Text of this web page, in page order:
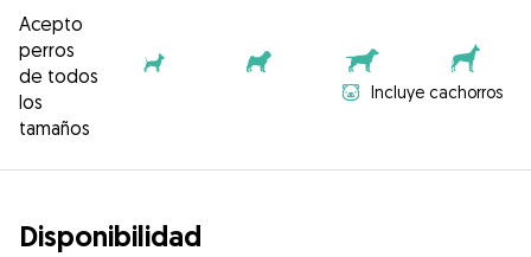
Acepto
perros
de todos
los
tamaños
Incluye cachorros
Disponibilidad